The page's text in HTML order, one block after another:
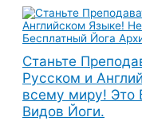
Перейти
содержимому
Станьте
Русском и
всему миру! Это
Видов Йоги.